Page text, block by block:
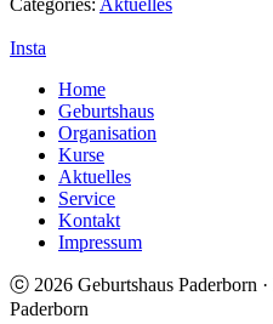
Categories: Aktuelles
Insta
Home
Geburtshaus
Organisation
Kurse
Aktuelles
Service
Kontakt
Impressum
ⓒ 2026 Geburtshaus Paderborn
Paderborn